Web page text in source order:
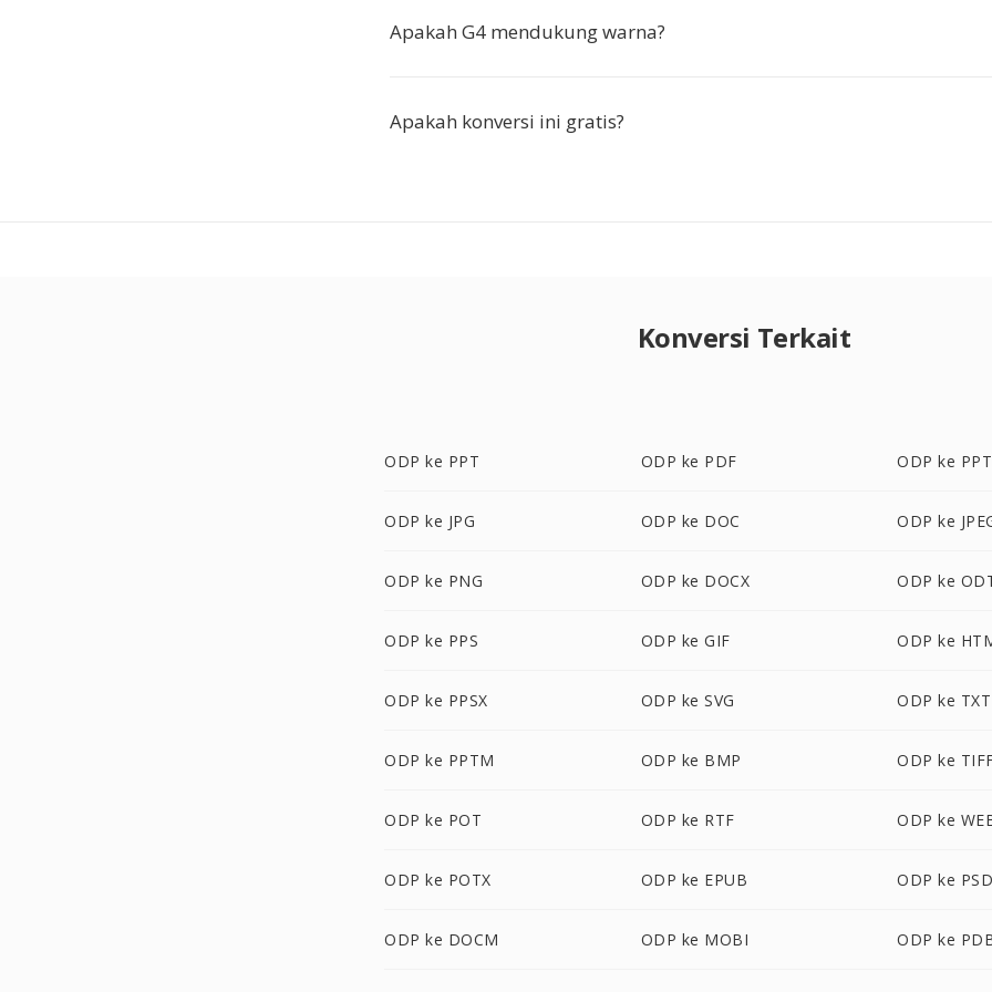
Apakah G4 mendukung warna?
Apakah konversi ini gratis?
Konversi Terkait
ODP ke PPT ODP ke PDF ODP ke
ODP ke JPG ODP ke DOC ODP ke
ODP ke PNG ODP ke DOCX ODP ke
ODP ke PPS ODP ke GIF ODP ke
ODP ke PPSX ODP ke SVG ODP ke TXT
ODP ke PPTM ODP ke BMP ODP ke
ODP ke POT ODP ke RTF ODP ke
ODP ke POTX ODP ke EPUB ODP ke
ODP ke DOCM ODP ke MOBI ODP ke